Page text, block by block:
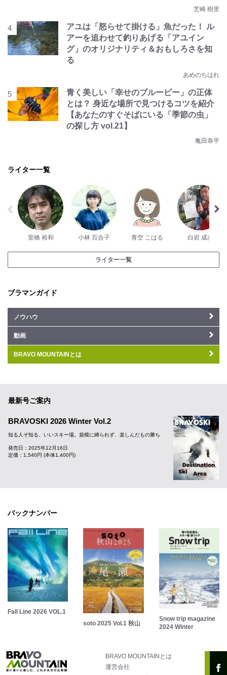
芝崎 樹里
アユは「怒らせて掛ける」魚だった！ ル
アーを追わせて釣りあげる「アユイン
グ」のオリジナリティ＆おもしろさを知
る
あめのちはれ
青く美しい「幸せのブルービー」の正体
とは？ 身近な場所で見つけるコツを紹介
【あなたのすぐそばにいる「季節の虫」
の探し方 vol.21】
亀田恭平
ライター一覧
室橋 裕和 小林 百合子 青空 こはる 白岩 成友
ライター一覧
ブラマンガイド
ノウハウ
動画
BRAVO MOUNTAINとは
最新号ご案内
BRAVOSKI 2026 Winter Vol.2
知る人ぞ知る、いいスキー場。規模に縛られず、楽しんだもの勝ち
発売日：2025年12月16日
定価：1,540円 (本体1,400円)
バックナンバー
Fall Line 2026 VOL.1
soto 2025 Vol.1 秋山
Snow trip magazine
2024 Winter
BRAVO MOUNTAINとは
運営会社